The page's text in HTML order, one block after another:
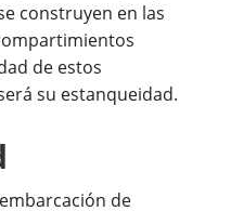
construyen en las
de estos
su estanqueidad.
de